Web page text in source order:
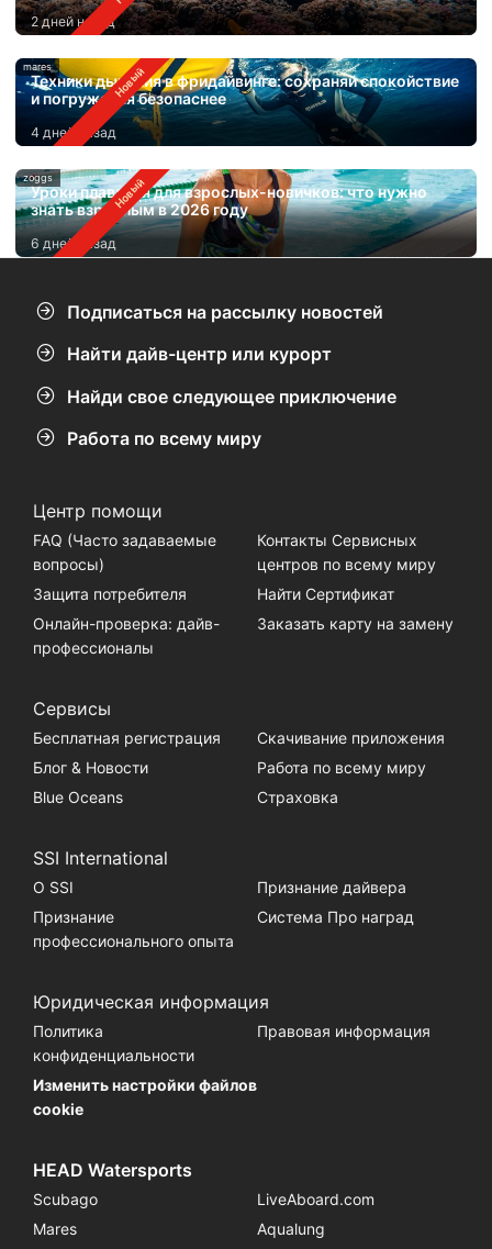
2 дней назад
mares
Техники дыхания в фридайвинге: сохраняй спокойствие
и погружайся безопаснее
4 дней назад
zoggs
Уроки плавания для взрослых-новичков: что нужно
знать взрослым в 2026 году
6 дней назад
Подписаться на рассылку новостей
Найти дайв-центр или курорт
Найди свое следующее приключение
Работа по всему миру
Центр помощи
FAQ (Часто задаваемые
вопросы)
Контакты Сервисных
центров по всему миру
Защита потребителя
Найти Сертификат
Онлайн-проверка: дайв-
профессионалы
Заказать карту на замену
Сервисы
Бесплатная регистрация
Скачивание приложения
Блог & Новости
Работа по всему миру
Blue Oceans
Страховка
SSI International
О SSI
Признание дайвера
Признание
профессионального опыта
Система Про наград
Юридическая информация
Политика
конфиденциальности
Правовая информация
Изменить настройки файлов
cookie
HEAD Watersports
Scubago
LiveAboard.com
Mares
Aqualung